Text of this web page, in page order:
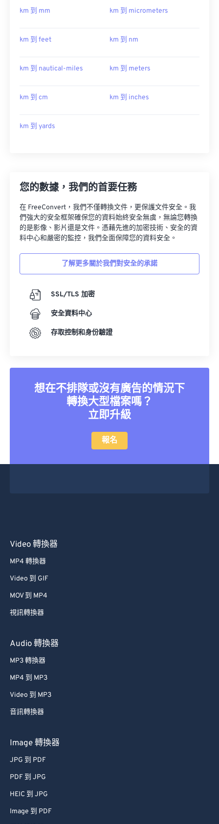
km 到 mm km 到 micrometers
km 到 feet km 到 nm
km 到 nautical-miles km 到 meters
km 到 cm km 到 inches
km 到 yards
您的數據，我們的首要任務
在 FreeConvert，我們不僅轉換文件，更保護文件安全。我
們強大的安全框架確保您的資料始終安全無虞，無論您轉換
的是影像、影片還是文件。憑藉先進的加密技術、安全的資
料中心和嚴密的監控，我們全面保障您的資料安全。
了解更多關於我們對安全的承諾
SSL/TLS 加密
安全資料中心
存取控制和身份驗證
想在不排隊或沒有廣告的情況下
轉換大型檔案嗎？
立即升級
報名
Video 轉換器
MP4 轉換器
Video 到 GIF
MOV 到 MP4
視訊轉換器
Audio 轉換器
MP3 轉換器
MP4 到 MP3
Video 到 MP3
音訊轉換器
Image 轉換器
JPG 到 PDF
PDF 到 JPG
HEIC 到 JPG
Image 到 PDF